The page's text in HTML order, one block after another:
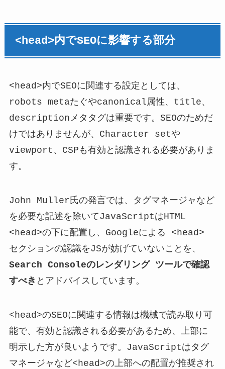
<head>内でSEOに影響する部分
<head>内でSEOに関連する設定としては、
robots metaたぐやcanonical属性、title、
descriptionメタタグは重要です。SEOのためだ
けではありませんが、Character setや
viewport、CSPも有効と認識される必要がありま
す。
John Muller氏の発言では、タグマネージャなど
を必要な記述を除いてJavaScriptはHTML
<head>の下に配置し、Googleによる <head>
セクションの認識をJSが妨げていないことを、
Search Consoleのレンダリング ツールで確認
すべき とアドバイスしています。
<head>のSEOに関連する情報は機械で読み取り可
能で、有効と認識される必要があるため、上部に
明示した方が良いようです。JavaScriptはタグ
マネージャなど<head>の上部への配置が推奨され